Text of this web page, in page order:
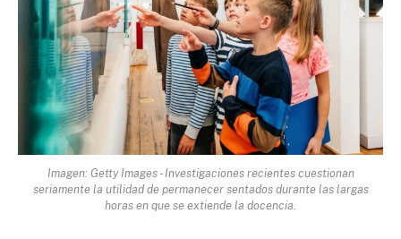
Imagen: Getty Images - Investigaciones recientes cuestionan
seriamente la utilidad de permanecer sentados durante las largas
horas en que se extiende la docencia.